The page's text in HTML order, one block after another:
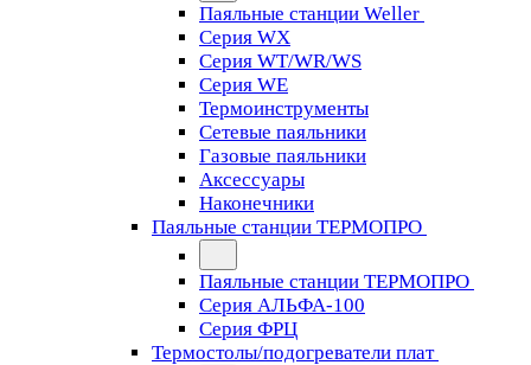
Паяльные станции Weller
Серия WX
Серия WT/WR/WS
Серия WE
Термоинструменты
Сетевые паяльники
Газовые паяльники
Аксессуары
Наконечники
Паяльные станции ТЕРМОПРО
Паяльные станции ТЕРМОПРО
Серия АЛЬФА-100
Серия ФРЦ
Термостолы/подогреватели плат